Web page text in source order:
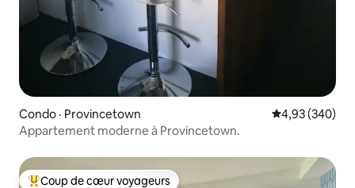
Condo · Provincetown Note
4,93 (340)
Appartement moderne à Provincetown.
Coup de cœur voyageurs